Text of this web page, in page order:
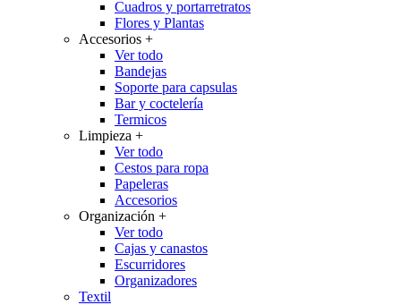
Cuadros y portarretratos
Flores y Plantas
Accesorios +
Ver todo
Bandejas
Soporte para capsulas
Bar y coctelería
Termicos
Limpieza +
Ver todo
Cestos para ropa
Papeleras
Accesorios
Organización +
Ver todo
Cajas y canastos
Escurridores
Organizadores
Textil